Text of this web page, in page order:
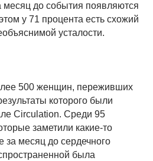
месяц до события появляются
у 71 процента есть схожий
усталости.
500 женщин, переживших
которого были
Circulation. Среди 95
заметили какие-то
за месяц до сердечного
была